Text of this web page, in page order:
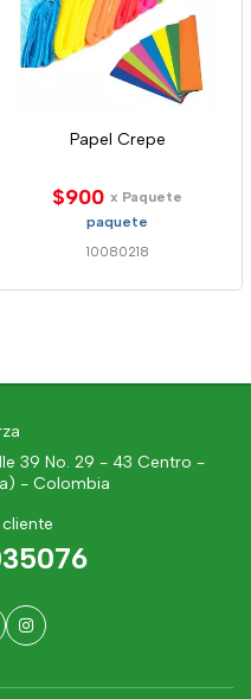
Papel Crepe
$900 x Paquete
paquete
10080218
39 No. 29 - 43 Centro -
- Colombia